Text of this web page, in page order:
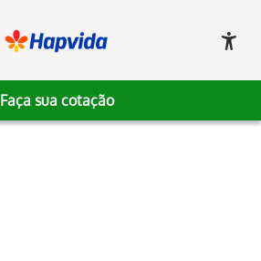
Faça sua cotação